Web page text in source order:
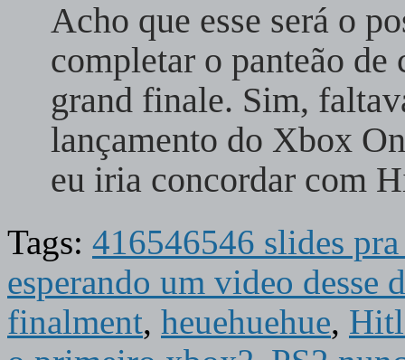
Acho que esse será o
completar o panteão
grand finale. Sim,
lançamento do Xbox
eu iria concordar com
Tags: 416546546 slides
esperando um video desse
finalment, heuehuehue,